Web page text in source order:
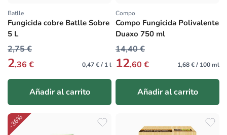
Proveedor:
Batlle
Fungicida cobre Batlle Sobre
5 L
2,75 €
2,36 € 0,47 € / 1 l
Añadir al carrito
Proveedor:
Compo
Compo Fungicida Polivalente
Duaxo 750 ml
14,40 €
12,60 € 1,68 € / 100 ml
Añadir al carrito
-36%